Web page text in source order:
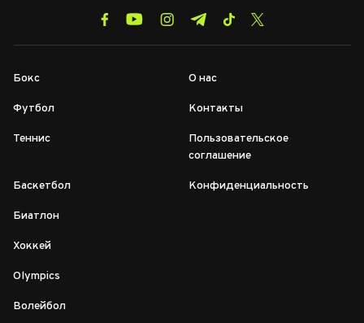
Бокс
Футбол
Теннис
Баскетбол
Биатлон
Хоккей
Olympics
Волейбол
О нас
Контакты
Пользовательское
соглашение
Конфиденциальность